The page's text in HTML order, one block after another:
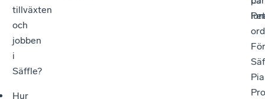
tillväxten
och
jobben
i
Säffle?
Hur
Pia